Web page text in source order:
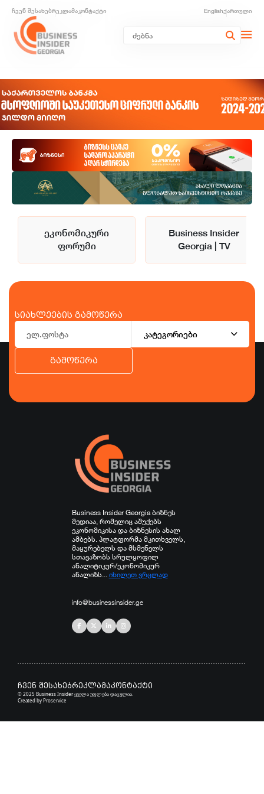
ჩვენ შესახებრეკლამაკონტაქტი Englishქართული
ეკონომიკური
ფორუმი
Business Insider
Georgia | TV
სიახლეების გამოწერა
კატეგორიები
გამოწერა
Business Insider Georgia ბიზნეს
მედიაა, რომელიც აშუქებს
ეკონომიკისა და ბიზნესის ახალ
ამბებს. პლატფორმა მკითხველს,
მაყურებელს და მსმენელს
სთავაზობს სრულყოფილ
ანალიტიკურ/ეკონომიკურ
ანალიზს...
იხილეთ ვრცლად
info@businessinsider.ge
ჩვენ შესახებრეკლამაკონტაქტი
© 2025 Business Insider ყველა უფლება დაცულია.
Created byProservice